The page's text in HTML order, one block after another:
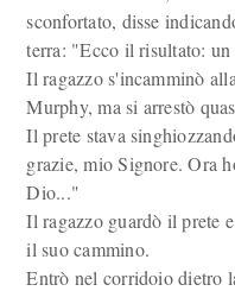
sconfortato, disse
terra: "Ecco il risultato:
Il ragazzo s'incamminò
Murphy, ma si arrestò
Il prete stava
grazie, mio Signore. Ora
Dio..."
Il ragazzo guardò il prete
il suo cammino.
Entrò nel corridoio dietro